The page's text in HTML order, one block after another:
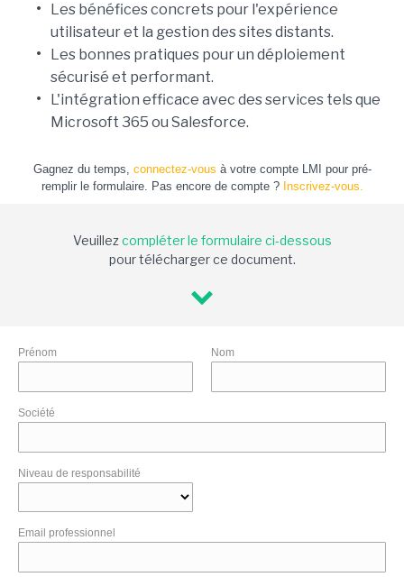
•
Les bénéfices concrets pour l'expérience
utilisateur et la gestion des sites distants.
•
Les bonnes pratiques pour un déploiement
sécurisé et performant.
•
L'intégration efficace avec des services tels que
Microsoft 365 ou Salesforce.
Gagnez du temps, connectez-vous à votre compte LMI pour pré-
remplir le formulaire. Pas encore de compte ? Inscrivez-vous.
Veuillezcompléter le formulaire ci-dessous
pour télécharger ce document.
Prénom Nom
Société
Niveau de responsabilité
Email professionnel